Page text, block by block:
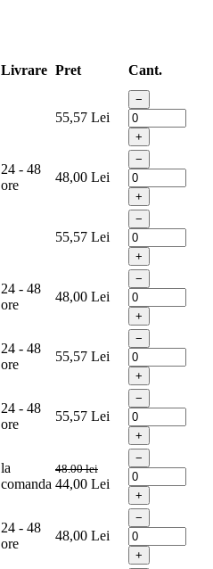
Livrare Pret Cant.
55,57 Lei
−
+
24 - 48
ore
48,00 Lei
−
+
55,57 Lei
−
+
24 - 48
ore
48,00 Lei
−
+
24 - 48
ore
55,57 Lei
−
+
24 - 48
ore
55,57 Lei
−
+
la
comanda
48.00 lei
44,00 Lei
−
+
24 - 48
ore
48,00 Lei
−
+